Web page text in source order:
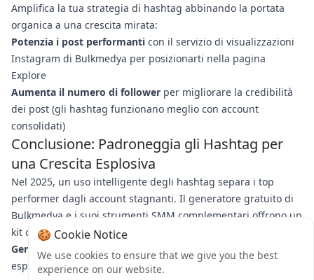
Amplifica la tua strategia di hashtag abbinando la portata
organica a una crescita mirata:
Potenzia i post performanti con il servizio di visualizzazioni
Instagram di Bulkmedya per posizionarti nella pagina
Explore
Aumenta il numero di follower per migliorare la credibilità
dei post (gli hashtag funzionano meglio con account
consolidati)
Conclusione: Padroneggia gli Hashtag per
una Crescita Esplosiva
Nel 2025, un uso intelligente degli hashtag separa i top
performer dagli account stagnanti. Il generatore gratuito di
Bulkmedya e i suoi strumenti SMM complementari offrono un
kit completo per la crescita. Pronto a dominare la tua nicchia?
Genera il tuo primo set di hashtag ottimizzati ora
, poi
esplora i pacchetti di engagement di Bulkmedya per
🍪 Cookie Notice
We use cookies to ensure that we give you the best
experience on our website.